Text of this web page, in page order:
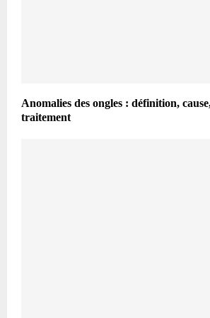
Anomalies des ongles : définition,
traitement